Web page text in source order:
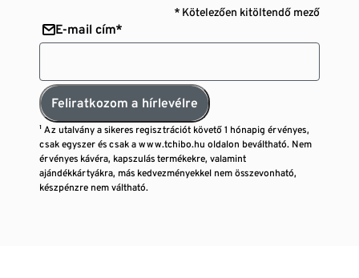
* Kötelezően kitöltendő mező
E-mail cím*
Feliratkozom a hírlevélre
¹ Az utalvány a sikeres regisztrációt követő 1 hónapig érvényes,
csak egyszer és csak a www.tchibo.hu oldalon beváltható. Nem
érvényes kávéra, kapszulás termékekre, valamint
ajándékkártyákra, más kedvezményekkel nem összevonható,
készpénzre nem váltható.